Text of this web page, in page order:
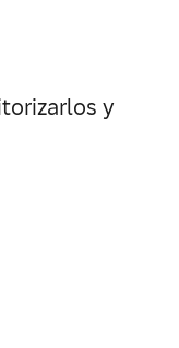
y